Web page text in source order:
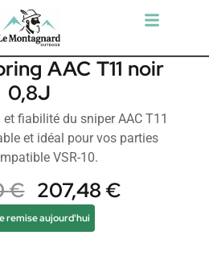
AAC T11 noir
0,8J
fiabilité du sniper AAC T11
et idéal pour vos parties
VSR-10.
€ 207,48€
remise aujourd'hui